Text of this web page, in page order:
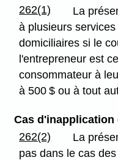
262(1)
La
à plusieurs
domiciliaires si le
l'entrepreneur est
consommateur à
à 500 $ ou à tout
Cas d'inapplication
262(2)
La
pas dans le cas